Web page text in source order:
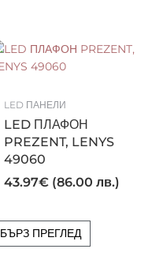
LED ПАНЕЛИ
LED ПЛАФОН
PREZENT, LENYS
49060
43.97€ (86.00 лв.)
БЪРЗ ПРЕГЛЕД